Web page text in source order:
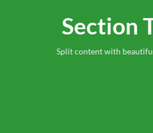
Section
Split content with